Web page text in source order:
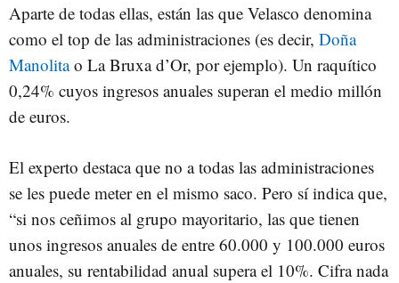
Aparte de todas ellas, están las que Velasco denomina
como el top de las administraciones (es decir, Doña
Manolitao La Bruxa d’Or, por ejemplo). Un raquítico
0,24% cuyos ingresos anuales superan el medio millón
de euros.
El experto destaca que no a todas las administraciones
se les puede meter en el mismo saco. Pero sí indica que,
“si nos ceñimos al grupo mayoritario, las que tienen
unos ingresos anuales de entre 60.000 y 100.000 euros
anuales, su rentabilidad anual supera el 10%. Cifra nada